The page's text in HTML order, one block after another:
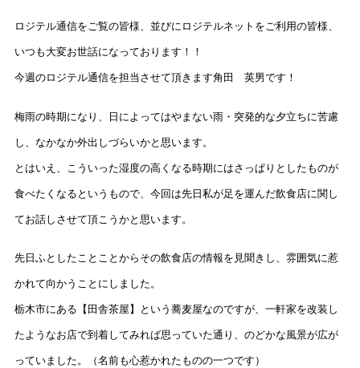
ロジテル通信をご覧の皆様、並びにロジテルネットをご利用の皆様、
いつも大変お世話になっております！！
今週のロジテル通信を担当させて頂きます角田 英男です！
梅雨の時期になり、日によってはやまない雨・突発的な夕立ちに苦慮
し、なかなか外出しづらいかと思います。
とはいえ、こういった湿度の高くなる時期にはさっぱりとしたものが
食べたくなるというもので、今回は先日私が足を運んだ飲食店に関し
てお話しさせて頂こうかと思います。
先日ふとしたことことからその飲食店の情報を見聞きし、雰囲気に惹
かれて向かうことにしました。
栃木市にある【田舎茶屋】という蕎麦屋なのですが、一軒家を改装し
たようなお店で到着してみれば思っていた通り、のどかな風景が広が
っていました。（名前も心惹かれたものの一つです）